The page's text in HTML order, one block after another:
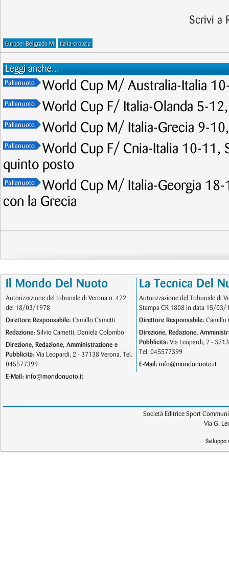
Scrivi a
Europei Belgrado M italia-croazia
Leggi anche...
Pallanuoto World Cup M/ Australia-Italia
Pallanuoto World Cup F/ Italia-Olanda 5-
Pallanuoto World Cup M/ Italia-Grecia 9-
Pallanuoto
World Cup F/ Cnia-Italia 10-11,
quinto posto
Pallanuoto
World Cup M/ Italia-Georgia
con la Grecia
Il Mondo Del Nuoto
Autorizzazione del tribunale di Verona n. 422
del 18/03/1978
Direttore Responsabile: Camillo Cametti
Redazione: Silvio Cametti, Daniela Colombo
Direzione, Redazione, Amministrazione e
Pubblicità: Via Leopardi, 2 - 37138 Verona. Tel.
045577399
E-Mail: info@mondonuoto.it
La Tecnica Del
Autorizzazione del Tribunale di
Stampa CR 1808 in data 15/03/
Direttore Responsabile: Camillo
Direzione, Redazione,
Pubblicità: Via Leopardi, 2 -
Tel. 045577399
E-Mail: info@mondonuoto.it
Società Editrice Sport
Via G.
Sviluppo